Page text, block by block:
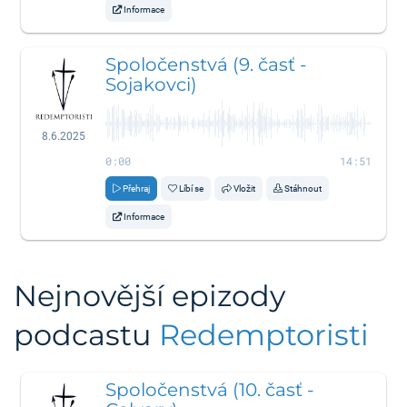
Informace
8.6.2025
Spoločenstvá (9. časť -
Sojakovci)
0:00 14:51
Přehraj Líbí se Vložit Stáhnout
Informace
Nejnovější epizody
podcastu Redemptoristi
Spoločenstvá (10. časť -